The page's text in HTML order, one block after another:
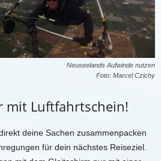
Neuseelands Aufwinde nutzen
Foto: Marcel Czichy
mit Luftfahrtschein!
deine Sachen zusammenpacken
für dein nächstes Reiseziel.